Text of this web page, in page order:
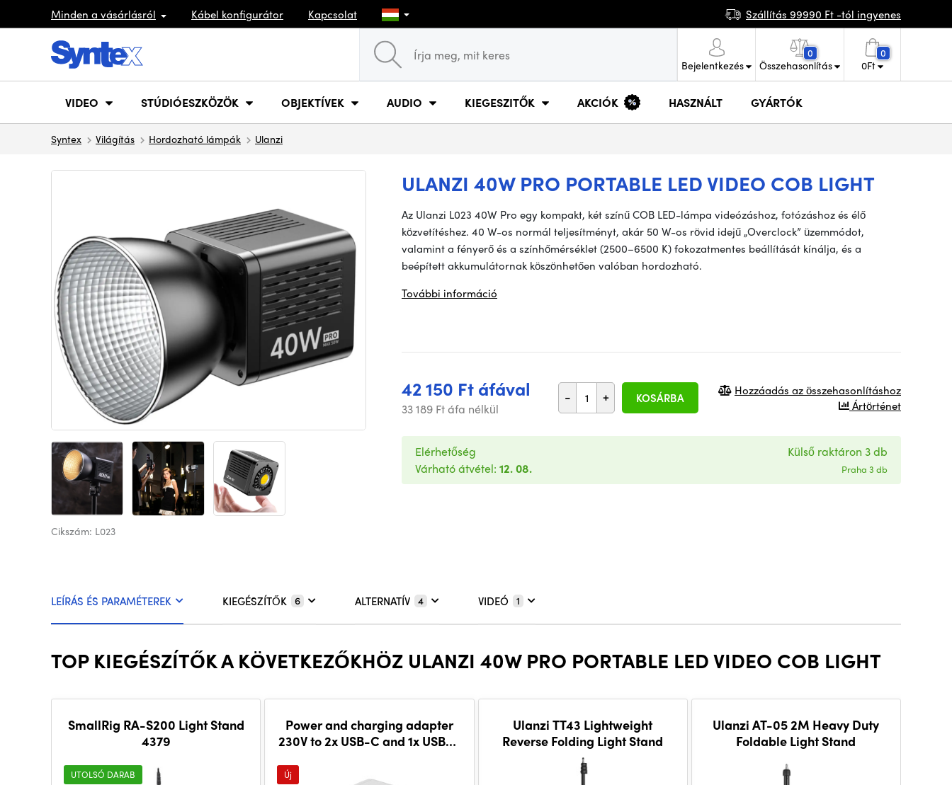
Minden a vásárlásról Kábel konfigurátor Kapcsolat Szállítás 99990 Ft -tól ingyenes
Bejelentkezés
0
Összehasonlítás
0
0Ft
VIDEO STÚDIÓESZKÖZÖK OBJEKTÍVEK AUDIO KIEGESZITŐK AKCIÓK HASZNÁLT GYÁRTÓK
Syntex Világítás Hordozható lámpák Ulanzi
ULANZI 40W PRO PORTABLE LED VIDEO COB LIGHT
Cikszám: L023
Az Ulanzi L023 40W Pro egy kompakt, két színű COB LED-lámpa videózáshoz, fotózáshoz és élő
közvetítéshez. 40 W-os normál teljesítményt, akár 50 W-os rövid idejű „Overclock” üzemmódot,
valamint a fényerő és a színhőmérséklet (2500–6500 K) fokozatmentes beállítását kínálja, és a
beépített akkumulátornak köszönhetően valóban hordozható.
További információ
42 150 Ft áfával
33 189 Ft áfa nélkül
- + KOSÁRBA
Hozzáadás az összehasonlításhoz
Ártörténet
Elérhetőség
Várható átvétel: 12. 08.
Külső raktáron 3 db
Praha 3 db
LEÍRÁS ÉS PARAMÉTEREK KIEGÉSZÍTŐK 6 ALTERNATÍV 4 VIDEÓ 1
TOP KIEGÉSZÍTŐK A KÖVETKEZŐKHÖZ ULANZI 40W PRO PORTABLE LED VIDEO COB LIGHT
SmallRig RA-S200 Light Stand
4379
UTOLSÓ DARAB
Power and charging adapter
230V to 2x USB-C and 1x USB-A
Új
Ulanzi TT43 Lightweight
Reverse Folding Light Stand
Ulanzi AT-05 2M Heavy Duty
Foldable Light Stand